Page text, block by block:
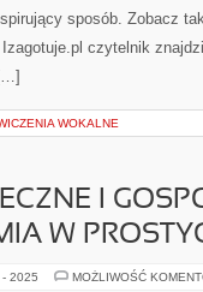
sposób. Zobacz
czytelnik
WOKALNE
I
W
- 2025 MOŻLIWOŚĆ